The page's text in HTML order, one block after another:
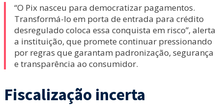
“O Pix nasceu para democratizar pagamentos.
Transformá-lo em porta de entrada para crédito
desregulado coloca essa conquista em risco”, alerta
a instituição, que promete continuar pressionando
por regras que garantam padronização, segurança
e transparência ao consumidor.
Fiscalização incerta